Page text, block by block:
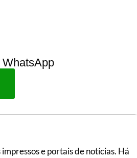
e portais de notícias. Há